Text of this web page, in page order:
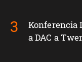
Konferencia
a DAC a